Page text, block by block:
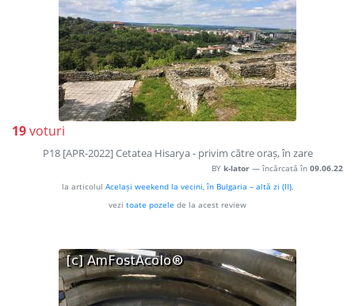
19voturi
P18 [APR-2022] Cetatea Hisarya - privim către oraș, în zare
BY k-lator — încărcată în 09.06.22
la articolul Același weekend la vecini, în Bulgaria – altă zi (II),
vezi toate pozele de la acest review